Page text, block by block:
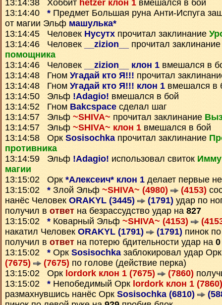
13:14:38 Хоббит hetzer клон 1 вмешался в бой
13:14:40 * Предмет Большая руна Анти-Испуга
от магии Эльф машулька*
13:14:45 Человек Нусутх прочитал заклинание
13:14:46 Человек
__zizion__
прочитал
помощника
13:14:46 Человек
__zizion__ клон 1 вмешался в
13:14:48 Гном Угадай кто Я!!! прочитал
13:14:48 Гном Угадай кто Я!!! клон 1 вмешался в
13:14:50 Эльф !Adagio! вмешался в бой
13:14:52 Гном Bakcspace сделал шаг
13:14:57 Эльф ~SHIVA~ прочитал заклинание
13:14:57 Эльф ~SHIVA~ клон 1 вмешался в бой
13:14:58 Орк Sosisochka прочитал заклинание
противника
13:14:59 Эльф !Adagio! использовал свиток
магии
13:15:02 Орк *Алексеич* клон 1 делает первые
13:15:02 * Злой Эльф ~SHIVA~ (4980) (4153)
нанёс Человек ORAKYL (3445) (1791) удар по
получил в ответ на безрассудство удар на 827
13:15:02 * Коварный Эльф ~SHIVA~ (4153)
накатил Человек ORAKYL (1791) (1791) пинок
получил в ответ на потерю бдительности удар на 0
13:15:02 * Орк Sosisochkaзаблокировал удар
(7675)
(7675) по голове (действие перка)
13:15:02 Орк lordork клон 1 (7675) (7860)
13:15:02 * Непобедимый Орк lordork клон 1
размахнувшись нанёс Орк Sosisochka (6810)